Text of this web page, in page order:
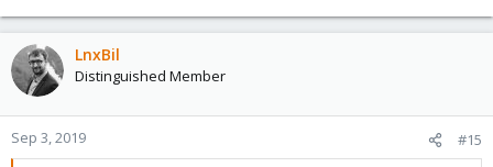
LnxBil
Distinguished Member
Sep 3, 2019 #15